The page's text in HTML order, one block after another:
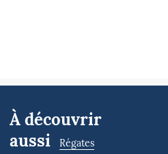
À découvrir
aussi
Régates